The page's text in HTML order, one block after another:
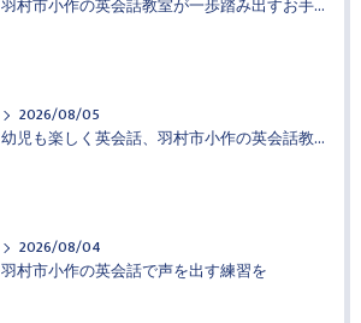
羽村市小作の英会話教室が一歩踏み出すお手伝い
2026/08/05
幼児も楽しく英会話、羽村市小作の英会話教室
2026/08/04
羽村市小作の英会話で声を出す練習を